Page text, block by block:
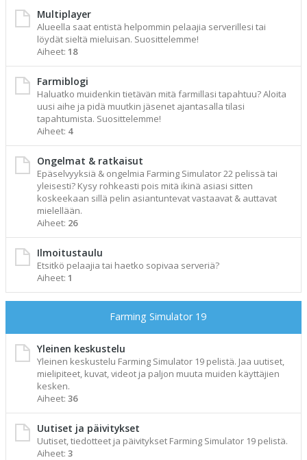
Multiplayer
Alueella saat entistä helpommin pelaajia serverillesi tai
löydät sieltä mieluisan. Suosittelemme!
Aiheet: 18
Farmiblogi
Haluatko muidenkin tietävän mitä farmillasi tapahtuu? Aloita
uusi aihe ja pidä muutkin jäsenet ajantasalla tilasi
tapahtumista. Suosittelemme!
Aiheet: 4
Ongelmat & ratkaisut
Epäselvyyksiä & ongelmia Farming Simulator 22 pelissä tai
yleisesti? Kysy rohkeasti pois mitä ikinä asiasi sitten
koskeekaan sillä pelin asiantuntevat vastaavat & auttavat
mielellään.
Aiheet: 26
Ilmoitustaulu
Etsitkö pelaajia tai haetko sopivaa serveriä?
Aiheet: 1
Farming Simulator 19
Yleinen keskustelu
Yleinen keskustelu Farming Simulator 19 pelistä. Jaa uutiset,
mielipiteet, kuvat, videot ja paljon muuta muiden käyttäjien
kesken.
Aiheet: 36
Uutiset ja päivitykset
Uutiset, tiedotteet ja päivitykset Farming Simulator 19 pelistä.
Aiheet: 3